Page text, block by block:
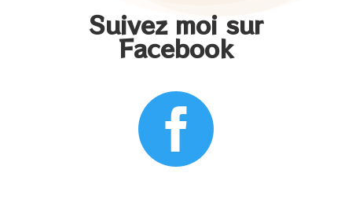
Suivez moi sur
Facebook
